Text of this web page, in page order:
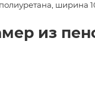
ширина
из